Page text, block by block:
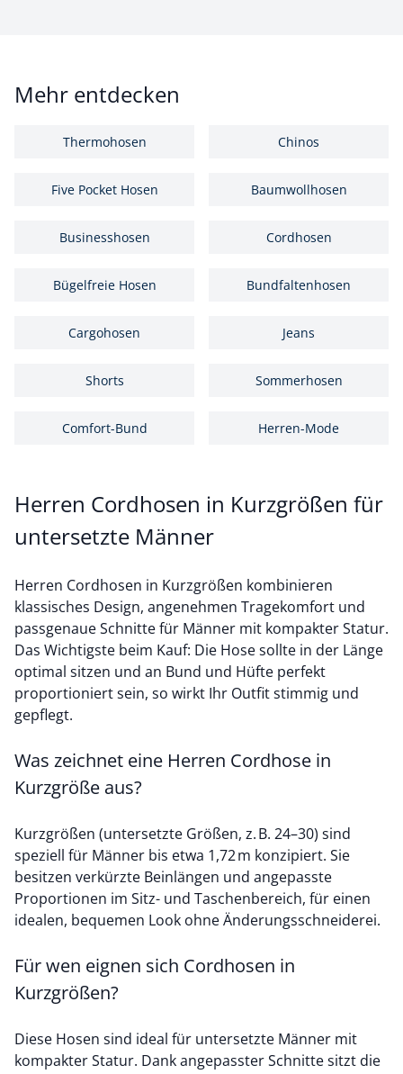
Mehr entdecken
Thermohosen Chinos
Five Pocket Hosen Baumwollhosen
Businesshosen Cordhosen
Bügelfreie Hosen Bundfaltenhosen
Cargohosen Jeans
Shorts Sommerhosen
Comfort-Bund Herren-Mode
Herren Cordhosen in Kurzgrößen für
untersetzte Männer
Herren Cordhosen in Kurzgrößen kombinieren
klassisches Design, angenehmen Tragekomfort und
passgenaue Schnitte für Männer mit kompakter Statur.
Das Wichtigste beim Kauf: Die Hose sollte in der Länge
optimal sitzen und an Bund und Hüfte perfekt
proportioniert sein, so wirkt Ihr Outfit stimmig und
gepflegt.
Was zeichnet eine Herren Cordhose in
Kurzgröße aus?
Kurzgrößen (untersetzte Größen, z. B. 24–30) sind
speziell für Männer bis etwa 1,72 m konzipiert. Sie
besitzen verkürzte Beinlängen und angepasste
Proportionen im Sitz- und Taschenbereich, für einen
idealen, bequemen Look ohne Änderungsschneiderei.
Für wen eignen sich Cordhosen in
Kurzgrößen?
Diese Hosen sind ideal für untersetzte Männer mit
kompakter Statur. Dank angepasster Schnitte sitzt die